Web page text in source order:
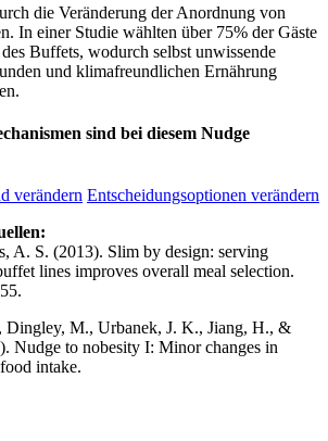
die Veränderung der Anordnung von
In einer Studie wählten über 75% der Gäste
Buffets, wodurch selbst unwissende
und klimafreundlichen Ernährung
sind bei diesem Nudge
verändern Entscheidungsoptionen verändern
A. S. (2013). Slim by design: serving
lines improves overall meal selection.
Dingley, M., Urbanek, J. K., Jiang, H., &
Nudge to nobesity I: Minor changes in
intake.